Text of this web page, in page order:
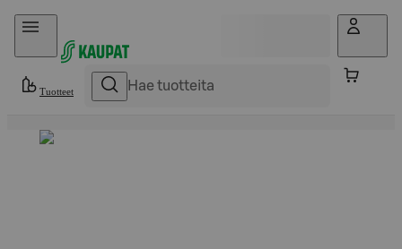
Hyppää sisältöön
Tuotteet